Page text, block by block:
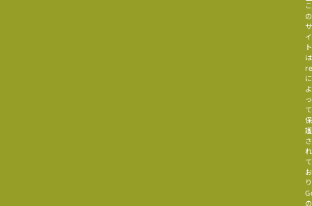
こ
の
サ
イ
ト
は
に
よ
っ
て
保
護
さ
れ
て
お
の